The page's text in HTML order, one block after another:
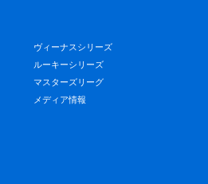
ヴィーナスシリーズ
ルーキーシリーズ
マスターズリーグ
メディア情報